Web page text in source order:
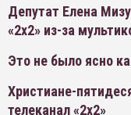
Депутат Елена
«2х2» из-за
Это не было ясно
Христиане-
телеканал «2х2»